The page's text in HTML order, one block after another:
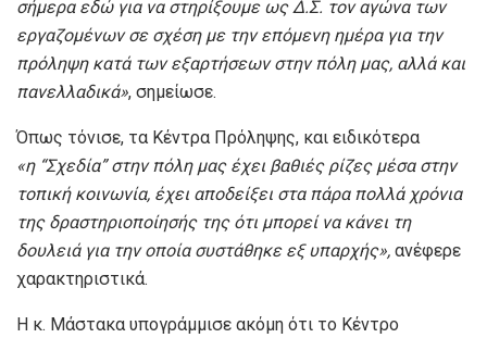
σήμερα εδώ για να στηρίξουμε ως Δ.Σ. τον αγώνα των
εργαζομένων σε σχέση με την επόμενη ημέρα για την
πρόληψη κατά των εξαρτήσεων στην πόλη μας, αλλά και
πανελλαδικά», σημείωσε.
Όπως τόνισε, τα Κέντρα Πρόληψης, και ειδικότερα
«η“Σχεδία” στην πόλη μας έχει βαθιές ρίζες μέσα στην
τοπική κοινωνία, έχει αποδείξει στα πάρα πολλά χρόνια
της δραστηριοποίησής της ότι μπορεί να κάνει τη
δουλειά για την οποία συστάθηκε εξ υπαρχής», ανέφερε
χαρακτηριστικά.
Η κ. Μάστακα υπογράμμισε ακόμη ότι το Κέντρο